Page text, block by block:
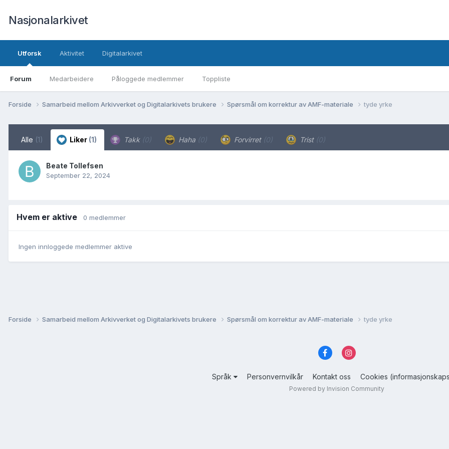
Nasjonalarkivet
Utforsk
Forum Medarbeidere Påloggede medlemmer Toppliste
Aktivitet Digitalarkivet
Forside Samarbeid mellom Arkivverket og Digitalarkivets brukere Spørsmål om korrektur av AMF-materiale tyde yrke
Alle (1) Liker (1) Takk (0) Haha (0) Forvirret (0) Trist (0)
Beate Tollefsen
September 22, 2024
Hvem er aktive 0 medlemmer
Ingen innloggede medlemmer aktive
Forside Samarbeid mellom Arkivverket og Digitalarkivets brukere Spørsmål om korrektur av AMF-materiale tyde yrke
Språk Personvernvilkår Kontakt oss Cookies
Powered by Invision Community